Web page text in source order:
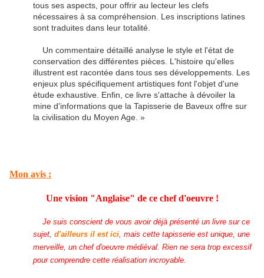
tous ses aspects, pour offrir au lecteur les clefs
nécessaires à sa compréhension. Les inscriptions latines
sont traduites dans leur totalité.
Un commentaire détaillé analyse le style et l'état de
conservation des différentes pièces. L'histoire qu'elles
illustrent est racontée dans tous ses développements. Les
enjeux plus spécifiquement artistiques font l'objet d'une
étude exhaustive. Enfin, ce livre s'attache à dévoiler la
mine d'informations que la Tapisserie de Baveux offre sur
la civilisation du Moyen Age. »
Mon avis :
Une vision "Anglaise" de ce chef d'oeuvre !
Je suis conscient de vous avoir déjà présenté un livre sur ce
sujet, d'ailleurs il est ici, mais cette tapisserie est unique, une
merveille, un chef d'oeuvre médiéval. Rien ne sera trop excessif
pour comprendre cette réalisation incroyable.